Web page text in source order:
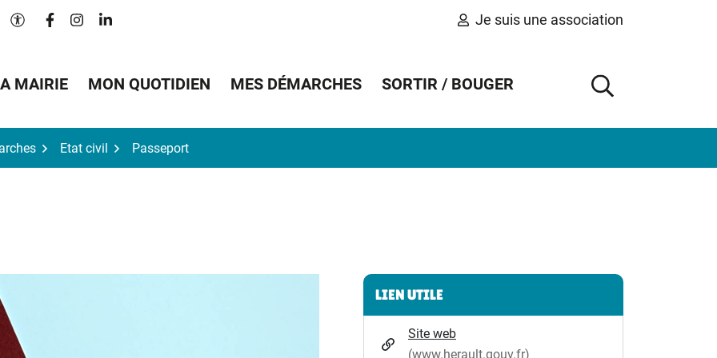
Paramètres d'accessibilité
Lien vers le compte Facebook
Lien vers le compte Instagram
Lien vers le compte Linkedin Je suis une association
MAIRIE MON QUOTIDIEN MES DÉMARCHES SORTIR / BOUGER
AFFICHER
Etat civil Passeport
Informations complémentaires
LIEN UTILE
Site web
(www.herault.gouv.fr)